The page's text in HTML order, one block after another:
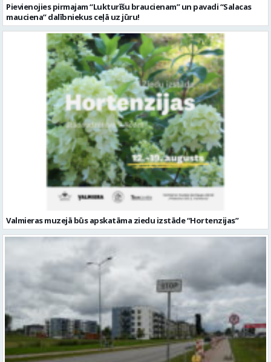
Pievienojies pirmajam “Lukturīšu braucienam” un pavadi “Salacas
mauciena” dalībniekus ceļā uz jūru!
Valmieras muzejā būs apskatāma ziedu izstāde “Hortenzijas”